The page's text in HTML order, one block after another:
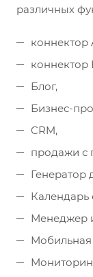
различных
коннектор
коннектор
Блог,
Бизнес-
CRM,
продажи с
Генератор
Календарь
Менеджер
Мобильная